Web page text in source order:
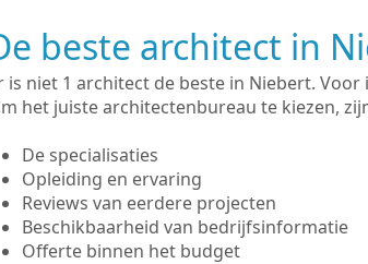
beste architect in
is niet 1 architect de beste in Niebert.
het juiste architectenbureau te kiezen,
De specialisaties
Opleiding en ervaring
Reviews van eerdere projecten
Beschikbaarheid van bedrijfsinformatie
Offerte binnen het budget